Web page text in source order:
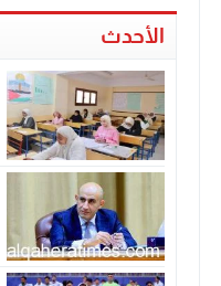
الأحدث